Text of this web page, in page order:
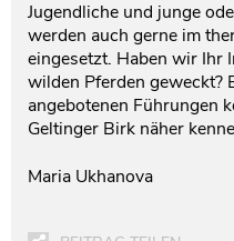
Jugendliche und junge
werden auch gerne im
eingesetzt. Haben wir Ihr
wilden Pferden geweckt?
angebotenen Führungen
Geltinger Birk näher
Maria Ukhanova